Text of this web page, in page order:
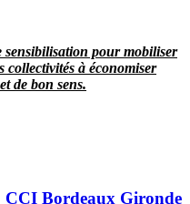
sensibilisation pour mobiliser
collectivités à économiser
de bon sens.
Bordeaux Gironde